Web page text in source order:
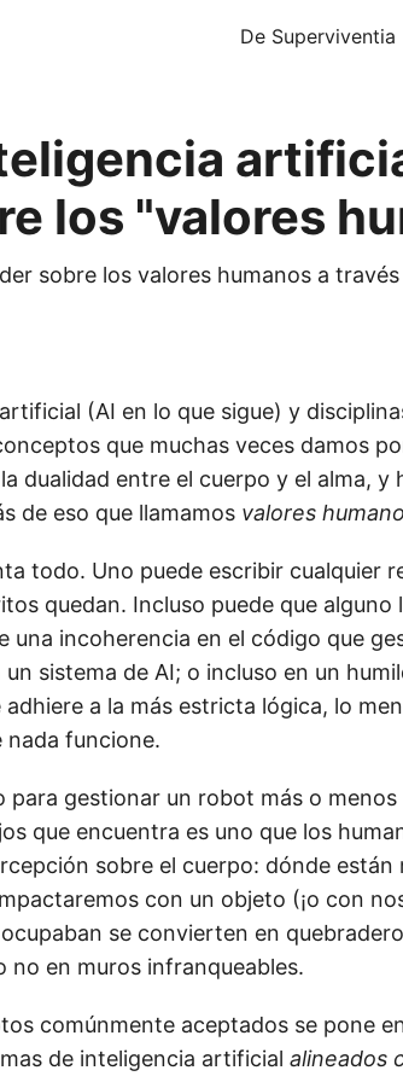
De Superviventia
los "valores
sobre los valores humanos a
(AI en lo que sigue) y
que muchas veces damos
dualidad entre el cuerpo y el alma, y
de eso que llamamos valores
todo. Uno puede escribir cualquier
quedan. Incluso puede que alguno
una incoherencia en el código que
sistema de AI; o incluso en un
a la más estricta lógica, lo
nada funcione.
para gestionar un robot más o
que encuentra es uno que los
sobre el cuerpo: dónde están
con un objeto (¡o con
se convierten en
no en muros infranqueables.
comúnmente aceptados se pone
de inteligencia artificial alineados